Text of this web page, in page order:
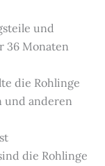
und
36 Monaten
die Rohlinge
und anderen
die Rohlinge